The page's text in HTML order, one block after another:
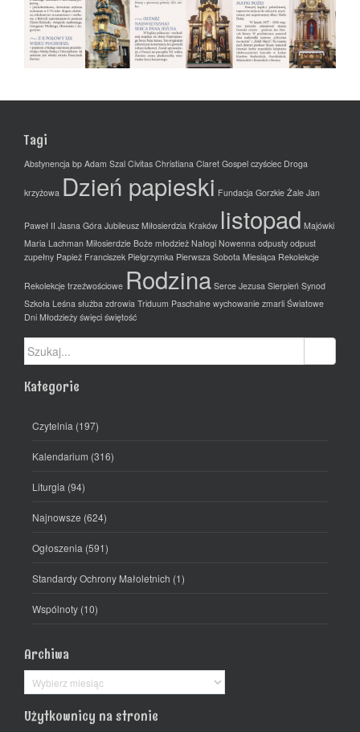
Tagi
Abstynencja bp Adam Szal Civitas Christiana Claret Gospel czyściec Droga
krzyżowa Dzień papieski Fundacja Gorzkie Żale Jan
Paweł II Jasna Góra Jubileusz Miłosierdzia Kraków listopad Majówki
Maria Lachman Miłosierdzie Boże młodzież Nałogi Nowenna odpusty odpust
zupełny Papież Franciszek Pielgrzymka Pierwsza Sobota Miesiąca Rekolekcje
Rekolekcje trzeźwościowe Rodzina Serce Jezusa Sierpień Synod
Szkoła Leśna służba zdrowia Triduum Paschalne wychowanie zmarli Światowe
Dni Młodzieży święci świętość
Szukaj:
Kategorie
Czytelnia (197)
Kalendarium (316)
Liturgia (94)
Najnowsze (624)
Ogłoszenia (591)
Standardy Ochrony Małoletnich (1)
Wspólnoty (10)
Archiwa
Archiwa
Użytkownicy na stronie